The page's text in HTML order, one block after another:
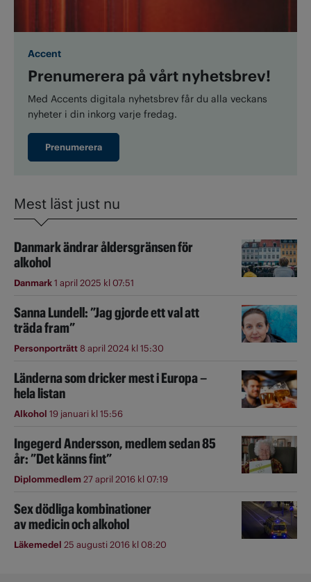
Accent
Prenumerera på vårt nyhetsbrev!
Med Accents digitala nyhetsbrev får du alla veckans
nyheter i din inkorg varje fredag.
Prenumerera
Mest läst just nu
Danmark ändrar åldersgränsen för
alkohol
Danmark1 april 2025 kl 07:51
Sanna Lundell: ”Jag gjorde ett val att
träda fram”
Personporträtt8 april 2024 kl 15:30
Länderna som dricker mest i Europa –
hela listan
Alkohol 19 januari kl 15:56
Ingegerd Andersson, medlem sedan 85
år: ”Det känns fint”
Diplommedlem27 april 2016 kl 07:19
Sex dödliga kombinationer
av medicin och alkohol
Läkemedel 25 augusti 2016 kl 08:20